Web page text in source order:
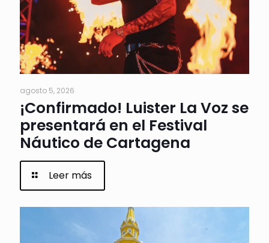
agosto 5, 2026
¡Confirmado! Luister La Voz se
presentará en el Festival
Náutico de Cartagena
Leer más